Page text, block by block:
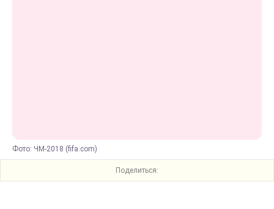
Фото: ЧМ-2018 (fifa.com)
Поделиться: